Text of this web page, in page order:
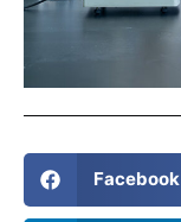
Facebook